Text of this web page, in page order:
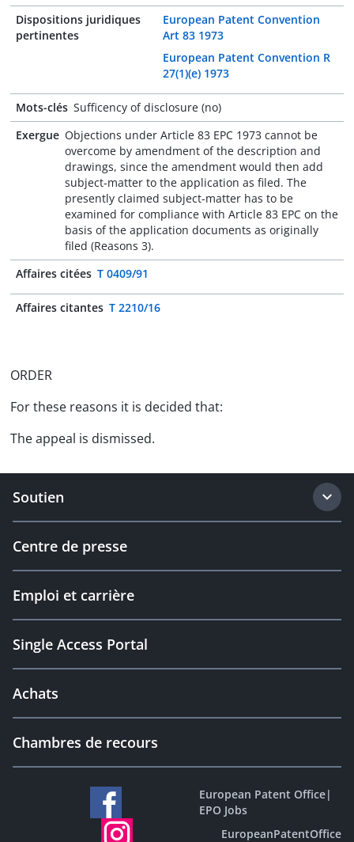
Dispositions juridiques
pertinentes
European Patent Convention
Art 83 1973
European Patent Convention R
27(1)(e) 1973
Mots-clés Sufficency of disclosure (no)
Exergue Objections under Article 83 EPC 1973 cannot be
overcome by amendment of the description and
drawings, since the amendment would then add
subject-matter to the application as filed. The
presently claimed subject-matter has to be
examined for compliance with Article 83 EPC on the
basis of the application documents as originally
filed (Reasons 3).
Affaires citées T 0409/91
Affaires citantes T 2210/16
ORDER
For these reasons it is decided that:
The appeal is dismissed.
Soutien
Centre de presse
Emploi et carrière
Single Access Portal
Achats
Chambres de recours
European Patent Office|
EPO Jobs
EuropeanPatentOffice